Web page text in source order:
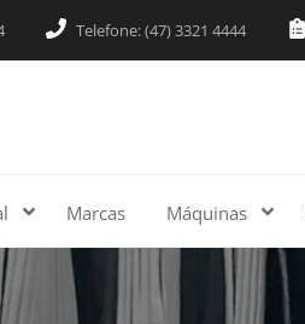
Telefone: (47) 3321 4444
Marcas Máquinas